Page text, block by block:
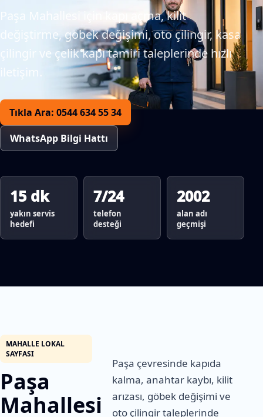
Paşa Mahallesi için kapı açma, kilit
değiştirme, göbek değişimi, oto çilingir, kasa
çilingir ve çelik kapı tamiri taleplerinde hızlı
iletişim.
Tıkla Ara: 0544 634 55 34
WhatsApp Bilgi Hattı
15 dk
yakın servis
hedefi
7/24
telefon
desteği
2002
alan adı
geçmişi
MAHALLE LOKAL
SAYFASI
Paşa
Mahallesi
Paşa çevresinde kapıda
kalma, anahtar kaybı, kilit
arızası, göbek değişimi ve
oto çilingir taleplerinde